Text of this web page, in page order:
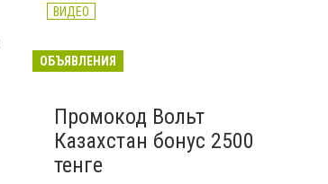
ВИДЕО
ОБЪЯВЛЕНИЯ
Промокод Вольт
Казахстан бонус 2500
тенге